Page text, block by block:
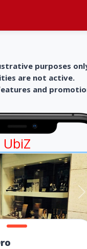
purposes
are not active.
and
UbiZ